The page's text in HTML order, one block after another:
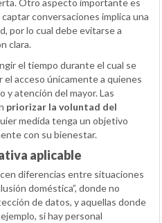
Otro aspecto importante es
captar conversaciones implica una
por lo cual debe evitarse a
clara.
el tiempo durante el cual se
el acceso únicamente a quienes
y atención del mayor. Las
priorizar la voluntad del
medida tenga un objetivo
con su bienestar.
aplicable
diferencias entre situaciones
doméstica”, donde no
de datos, y aquellas donde
si hay personal